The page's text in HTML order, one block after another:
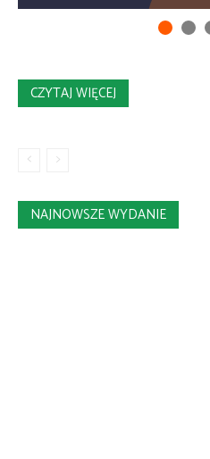
CZYTAJ WIĘCEJ
NAJNOWSZE WYDANIE